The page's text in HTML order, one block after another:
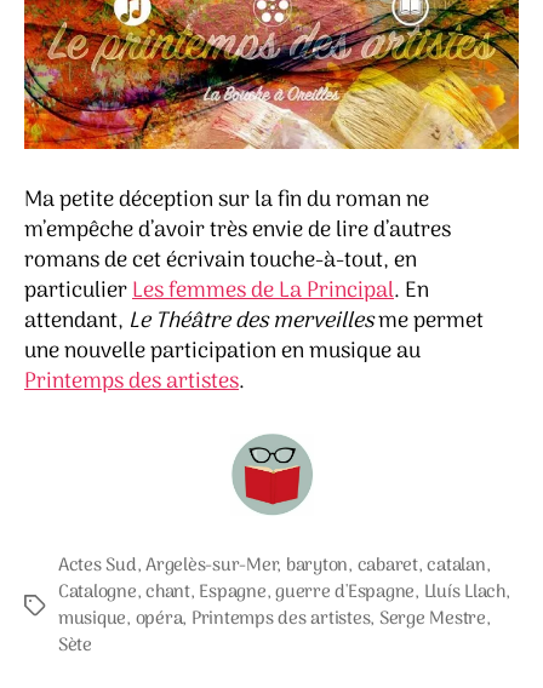
Ma petite déception sur la fin du roman ne
m’empêche d’avoir très envie de lire d’autres
romans de cet écrivain touche-à-tout, en
particulierLes femmes de La Principal. En
attendant, Le Théâtre des merveillesme permet
une nouvelle participation en musique au
Printemps des artistes.
Étiquettes
Actes Sud,Argelès-sur-Mer, baryton, cabaret,catalan,
Catalogne,chant, Espagne,guerre d'Espagne, Lluís Llach,
musique, opéra, Printemps des artistes, Serge Mestre,
Sète